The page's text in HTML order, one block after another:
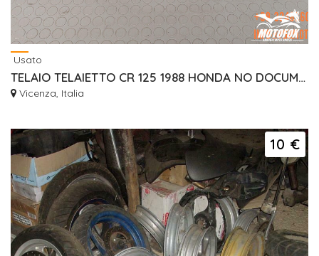
Usato
TELAIO TELAIETTO CR 125 1988 HONDA NO DOCUMENTO
Vicenza, Italia
10 €